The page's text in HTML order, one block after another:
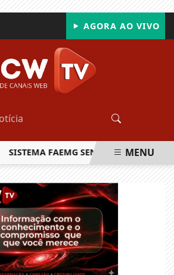
AGORA AO VIVO
SISTEMA FAEMG SENAR LANÇA OMENU